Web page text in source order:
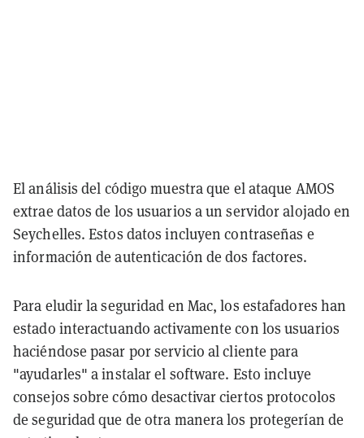
El análisis del código muestra que el ataque AMOS
extrae datos de los usuarios a un servidor alojado en
Seychelles. Estos datos incluyen contraseñas e
información de autenticación de dos factores.
Para eludir la seguridad en Mac, los estafadores han
estado interactuando activamente con los usuarios
haciéndose pasar por servicio al cliente para
"ayudarles" a instalar el software. Esto incluye
consejos sobre cómo desactivar ciertos protocolos
de seguridad que de otra manera los protegerían de